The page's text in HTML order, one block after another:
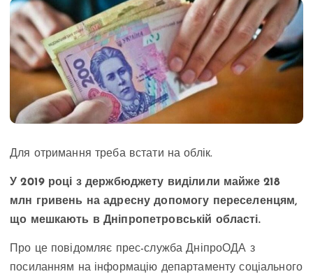
Для отримання треба встати на облік.
У 2019 році з держбюджету виділили майже 218
млн гривень на адресну допомогу переселенцям,
що мешкають в Дніпропетровській області.
Про це повідомляє прес-служба ДніпроОДА з
посиланням на інформацію департаменту соціального